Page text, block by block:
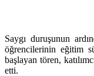
Saygı duruşunun
öğrencilerinin eğitim
başlayan tören,
etti.